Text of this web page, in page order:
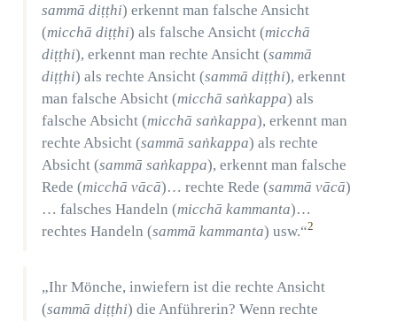
sammā diṭṭhi) erkennt man falsche Ansicht
(micchā diṭṭhi) als falsche Ansicht (micchā
diṭṭhi), erkennt man rechte Ansicht (sammā
diṭṭhi) als rechte Ansicht (sammā diṭṭhi), erkennt
man falsche Absicht (micchā saṅkappa) als
falsche Absicht (micchā saṅkappa), erkennt man
rechte Absicht (sammā saṅkappa) als rechte
Absicht (sammā saṅkappa), erkennt man falsche
Rede (micchā vācā)… rechte Rede (sammā vācā)
… falsches Handeln (micchā kammanta)…
rechtes Handeln (sammā kammanta) usw.“2
„Ihr Mönche, inwiefern ist die rechte Ansicht
(sammā diṭṭhi) die Anführerin? Wenn rechte